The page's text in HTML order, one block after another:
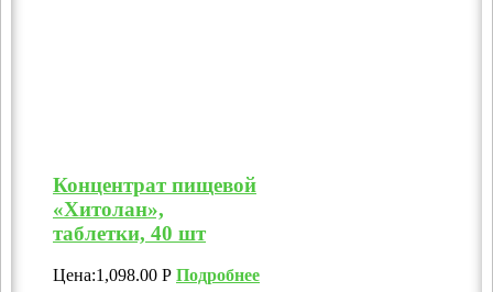
Концентрат пищевой
«Хитолан»,
таблетки, 40 шт
Цена:1,098.00 Р Подробнее